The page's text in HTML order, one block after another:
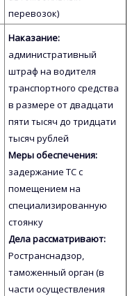
перевозок)
Наказание:
административный
штраф на водителя
транспортного средства
в размере от двадцати
пяти тысяч до тридцати
тысяч рублей
Меры обеспечения:
задержание ТС с
помещением на
специализированную
стоянку
Дела рассматривают:
Ространснадзор,
таможенный орган (в
части осуществления